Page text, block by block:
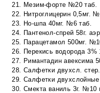
Мезим-форте №20 таб.
Нитроглицерин 0,5мг.
Но-шпа 40мг. №6 таб.
Пантенол-спрей 58г.
Парацетамол 500мг.
Перекись водорода
Римантадин авексима
Салфетки двухсл.
Салфетки
Смекта ваниль 3г. №10